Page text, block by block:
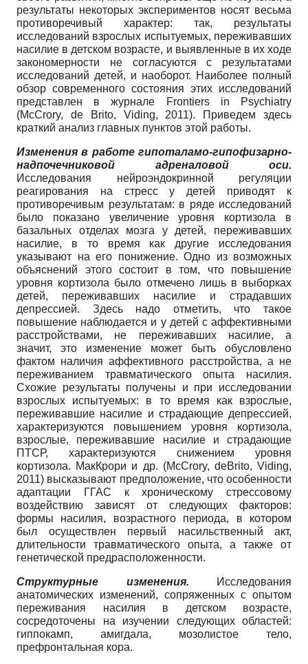
результаты некоторых экспериментов носят весьма
противоречивый характер: так, результаты
исследований взрослых испытуемых, переживавших
насилие в детском возрасте, и выявленные в их ходе
закономерности не согласуются с результатами
исследований детей, и наоборот. Наиболее полный
обзор современного состояния этих исследований
представлен в журнале Frontiers in Psychiatry
(McCrory, de Brito, Viding, 2011). Приведем здесь
краткий анализ главных пунктов этой работы.
Изменения в работе гипоталамо-гипофизарно-
надпочечниковой адреналовой оси.
Исследования нейроэндокринной регуляции
реагирования на стресс у детей приводят к
противоречивым результатам: в ряде исследований
было показано увеличение уровня кортизола в
базальных отделах мозга у детей, переживавших
насилие, в то время как другие исследования
указывают на его понижение. Одно из возможных
объяснений этого состоит в том, что повышение
уровня кортизола было отмечено лишь в выборках
детей, переживавших насилие и страдавших
депрессией. Здесь надо отметить, что такое
повышение наблюдается и у детей с аффективными
расстройствами, не переживавших насилие, а
значит, это изменение может быть обусловлено
фактом наличия аффективного расстройства, а не
переживанием травматического опыта насилия.
Схожие результаты получены и при исследовании
взрослых испытуемых: в то время как взрослые,
переживавшие насилие и страдающие депрессией,
характеризуются повышением уровня кортизола,
взрослые, переживавшие насилие и страдающие
ПТСР, характеризуются снижением уровня
кортизола. МакКрори и др. (McCrory, deBrito, Viding,
2011) высказывают предположение, что особенности
адаптации ГГАС к хроническому стрессовому
воздействию зависят от следующих факторов:
формы насилия, возрастного периода, в котором
был осуществлен первый насильственный акт,
длительности травматического опыта, а также от
генетической предрасположенности.
Структурные изменения. Исследования
анатомических изменений, сопряженных с опытом
переживания насилия в детском возрасте,
сосредоточены на изучении следующих областей:
гиппокамп, амигдала, мозолистое тело,
префронтальная кора.